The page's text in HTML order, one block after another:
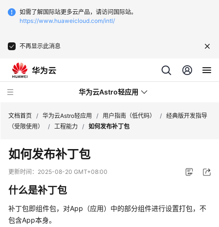
如需了解国际站更多云产品，请访问国际站。
https://www.huaweicloud.com/intl/
不再显示此消息
华为云Astro轻应用
最
新
动
品
介
文档首页 / 华为云Astro轻应用 / 用户指南（低代码） / 经典版开发指导
（受限使用）
/ 工程能力 / 如何发布补丁包
如何发布补丁包
更新时间： 2025-08-20 GMT+08:00
什么是补丁包
补丁包即组件包，对App（应用）中的部分组件进行设置打包，不
包含App本身。